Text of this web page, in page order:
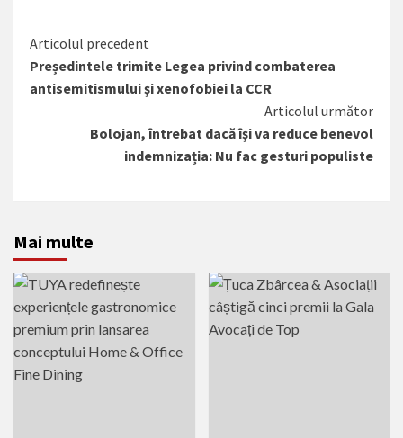
Citește
mai
mult
Articolul precedent
Președintele trimite Legea privind combaterea
antisemitismului și xenofobiei la CCR
Articolul următor
Bolojan, întrebat dacă își va reduce benevol
indemnizația: Nu fac gesturi populiste
Mai multe